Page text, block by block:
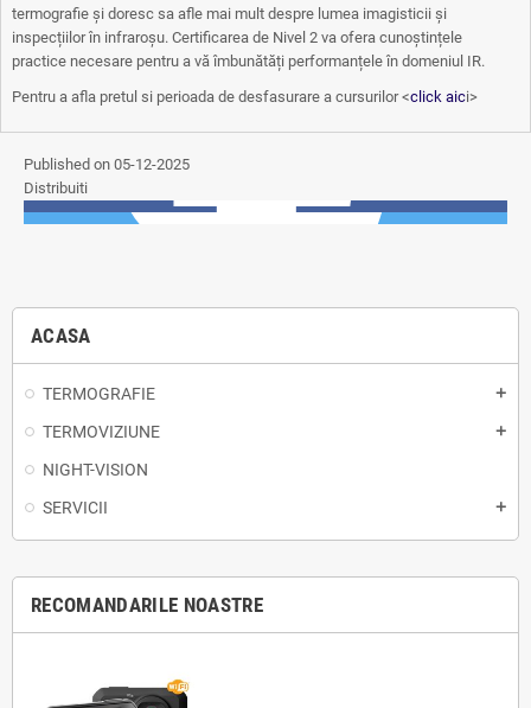
ACASA
TERMOGRAFIE
TERMOVIZIUNE
NIGHT-VISION
SERVICII
RECOMANDARILE NOASTRE
termografie și doresc sa afle mai mult despre lumea imagisticii și
inspecțiilor în infraroșu. Certificarea de Nivel 2 va ofera cunoștințele
practice necesare pentru a vă îmbunătăți performanțele în domeniul IR.
Pentru a afla pretul si perioada de desfasurare a cursurilor <click aici>
Published on 05-12-2025
Distribuiti